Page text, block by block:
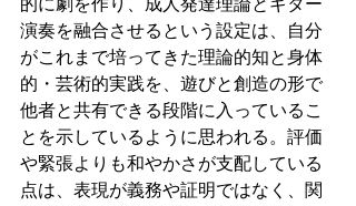
的に劇を作り、成人発達理論とギター
演奏を融合させるという設定は、自分
がこれまで培ってきた理論的知と身体
的・芸術的実践を、遊びと創造の形で
他者と共有できる段階に入っているこ
とを示しているように思われる。評価
や緊張よりも和やかさが支配している
点は、表現が義務や証明ではなく、関